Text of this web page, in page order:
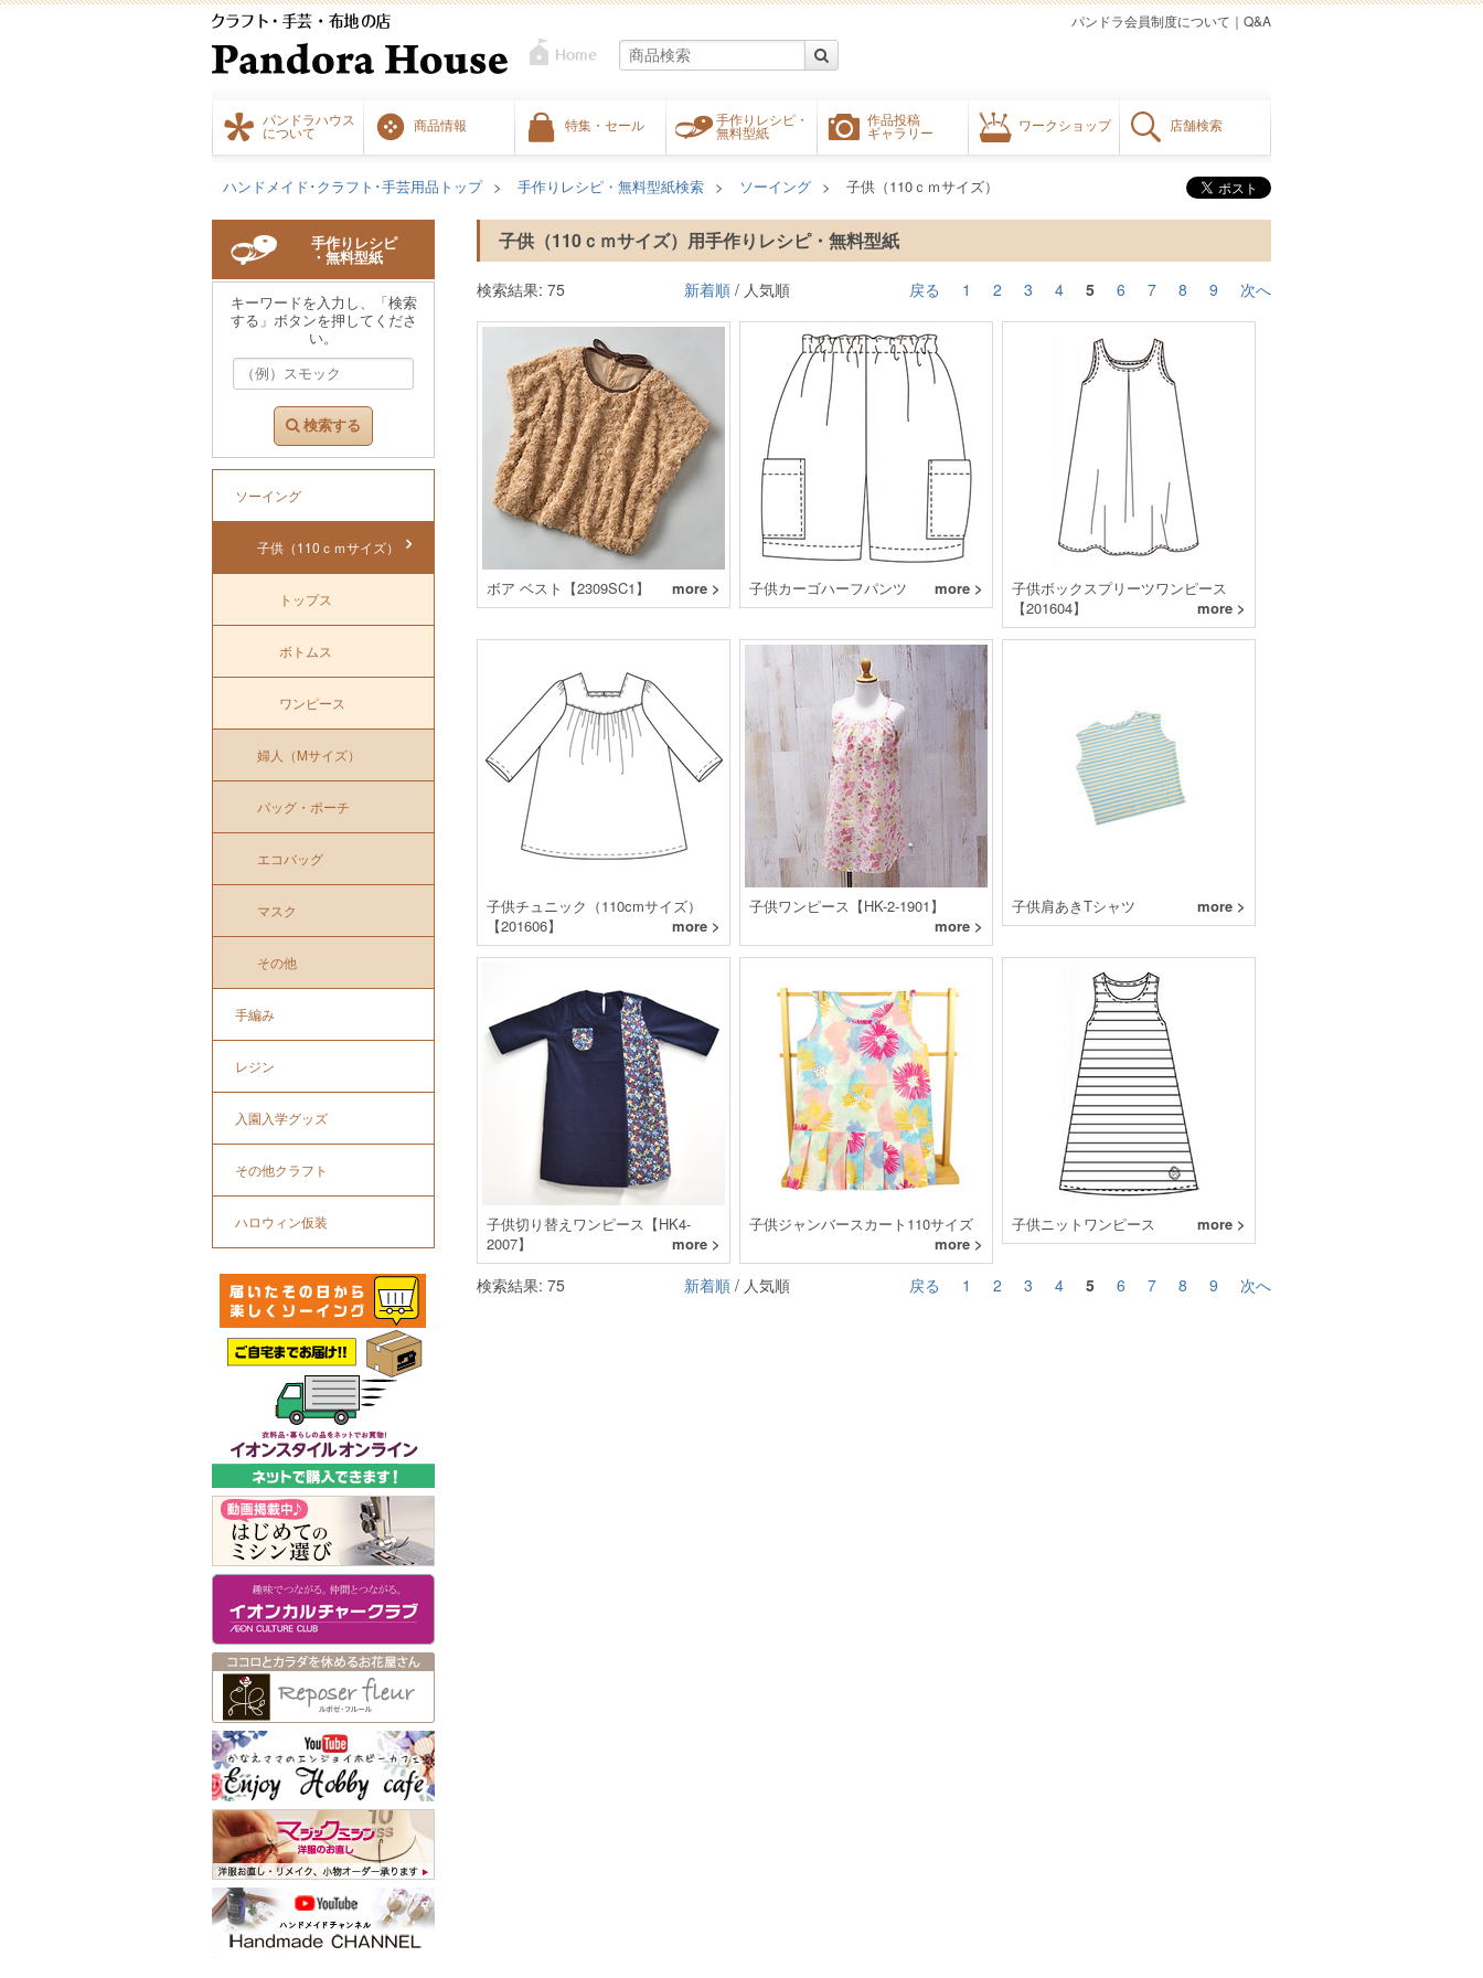
パンドラハウス
について
商品情報 特集・セール
手作りレシピ・
無料型紙
作品投稿
ギャラリー
ワークショップ 店舗検索
Q&A
｜
パンドラ会員制度について
ハンドメイド･クラフト･手芸用品トップ 手作りレシピ・無料型紙検索 ソーイング 子供（110ｃｍサイズ）
子供（110ｃｍサイズ）用手作りレシピ・無料型紙
検索結果: 75 戻る 1 2 3 4 5 6 7 8 9 次へ
新着順 / 人気順
ボア ベスト【2309SC1】 more > 子供カーゴハーフパンツ more >
子供ボックスプリーツワンピース
【201604】
more >
子供チュニック（110cmサイズ）
【201606】
more >
子供ワンピース【HK-2-1901】
more >
子供肩あきTシャツ more >
子供切り替えワンピース【HK4-
2007】
more >
子供ジャンバースカート110サイズ
more >
子供ニットワンピース more >
検索結果: 75 戻る 1 2 3 4 5 6 7 8 9 次へ
新着順 / 人気順
手作りレシピ
・無料型紙
キーワードを入力し、「検索
する」ボタンを押してくださ
い。
検索する
ソーイング
子供（110ｃｍサイズ）
トップス
ボトムス
ワンピース
婦人（Mサイズ）
バッグ・ポーチ
エコバッグ
マスク
その他
手編み
レジン
入園入学グッズ
その他クラフト
ハロウィン仮装